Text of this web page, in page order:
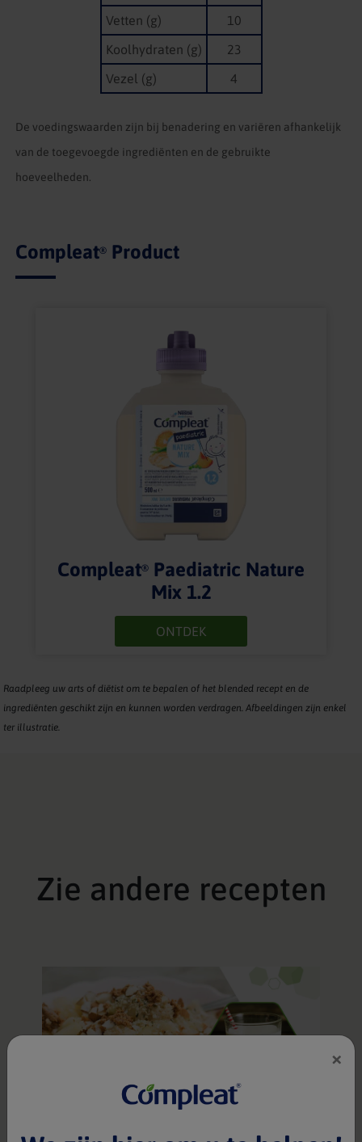
Compleat® Product
Compleat® Paediatric Nature
Mix 1.2
ONTDEK
Vetten (g)
10
Koolhydraten (g)
23
Vezel (g)
4
De voedingswaarden zijn bij benadering en variëren afhankelijk
van de toegevoegde ingrediënten en de gebruikte
hoeveelheden.
Raadpleeg uw arts of diëtist om te bepalen of het blended recept en de
ingrediënten geschikt zijn en kunnen worden verdragen. Afbeeldingen zijn enkel
ter illustratie.
Zie andere recepten
Compleat® Paediatric Nature Mix 1.2
×